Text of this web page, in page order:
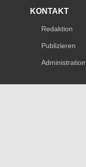
KONTAKT
Redaktion
Publizieren
Administration